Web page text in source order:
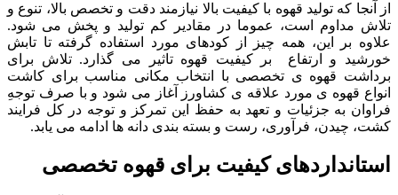
از آنجا که تولید قهوه با کیفیت بالا نیازمند دقت و تخصص بالا، تنوع و
تلاش مداوم است، عموما در مقادیر کم تولید و پخش می شود.
علاوه بر این، همه چیز از کودهای مورد استفاده گرفته تا تابش
خورشید و ارتفاع بر کیفیت قهوه تاثیر می گذارد.تلاش برای
برداشت قهوه ی تخصصی با انتخاب مکانی مناسب برای کاشت
انواع قهوه ی مورد علاقه ی کشاورز آغاز می شود و با صرف توجهِ
فراوان به جزئیات و تعهد به حفظ این تمرکز و توجه در کل فرایند
کشت، چیدن، فرآوری، رست و بسته بندی دانه ها ادامه می یابد.
استانداردهای کیفیت برای قهوه تخصصی